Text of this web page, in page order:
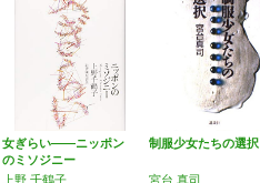
女ぎらい――ニッポン
のミソジニー
上野 千鶴子
制服少女たちの選択
宮台 真司